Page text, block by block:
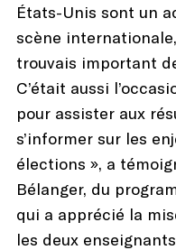
États-Unis sont un
scène
trouvais important
C’était aussi
pour assister aux
s’informer sur les
élections », a
Bélanger, du
qui a apprécié la
les deux